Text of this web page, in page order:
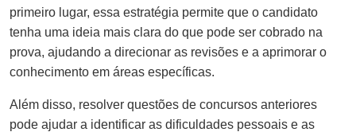
primeiro lugar, essa estratégia permite que o candidato
tenha uma ideia mais clara do que pode ser cobrado na
prova, ajudando a direcionar as revisões e a aprimorar o
conhecimento em áreas específicas.
Além disso, resolver questões de concursos anteriores
pode ajudar a identificar as dificuldades pessoais e as